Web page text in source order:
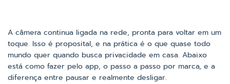
A câmera continua ligada na rede, pronta para voltar em um
toque. Isso é proposital, e na prática é o que quase todo
mundo quer quando busca privacidade em casa. Abaixo
está como fazer pelo app, o passo a passo por marca, e a
diferença entre pausar e realmente desligar.